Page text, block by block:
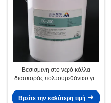
Βασισμένη στο νερό κόλλα
διασποράς πολυουρεθάνιου για
την κόλλα PVC
Βρείτε την καλύτερη τιμή